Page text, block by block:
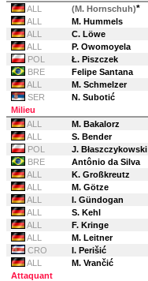
ALL
(M. Hornschuh)*
ALL
M. Hummels
ALL
C. Löwe
ALL
P. Owomoyela
POL
Ł. Piszczek
BRE
Felipe Santana
ALL
M. Schmelzer
SER
N. Subotić
Milieu
ALL
M. Bakalorz
ALL
S. Bender
POL
J. Błaszczykowski
BRE
Antônio da Silva
ALL
K. Großkreutz
ALL
M. Götze
ALL
I. Gündogan
ALL
S. Kehl
ALL
F. Kringe
ALL
M. Leitner
CRO
I. Perišić
ALL
M. Vrančić
Attaquant